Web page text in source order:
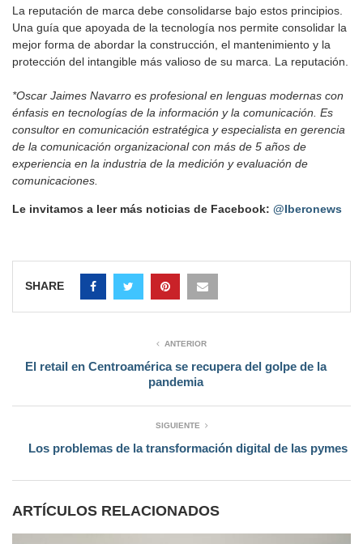
La reputación de marca debe consolidarse bajo estos principios.
Una guía que apoyada de la tecnología nos permite consolidar la
mejor forma de abordar la construcción, el mantenimiento y la
protección del intangible más valioso de su marca. La reputación.
*Oscar Jaimes Navarro es profesional en lenguas modernas con
énfasis en tecnologías de la información y la comunicación. Es
consultor en comunicación estratégica y especialista en gerencia
de la comunicación organizacional con más de 5 años de
experiencia en la industria de la medición y evaluación de
comunicaciones.
Le invitamos a leer más noticias de Facebook: @Iberonews
SHARE
ANTERIOR
El retail en Centroamérica se recupera del golpe de la
pandemia
SIGUIENTE
Los problemas de la transformación digital de las pymes
ARTÍCULOS RELACIONADOS